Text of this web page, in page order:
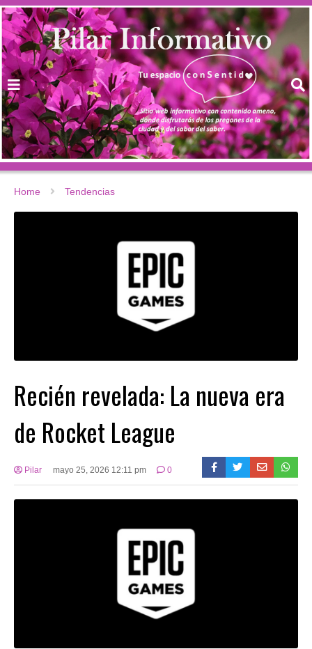
Home Tendencias
Recién revelada: La nueva era
de Rocket League
Pilar mayo 25, 2026 12:11 pm 0